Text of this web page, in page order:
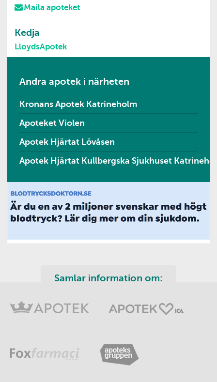
Maila apoteket
Kedja
LloydsApotek
Andra apotek i närheten
Kronans Apotek Katrineholm
Apoteket Violen
Apotek Hjärtat Lövåsen
Apotek Hjärtat Kullbergska Sjukhuset
Samlar information om: